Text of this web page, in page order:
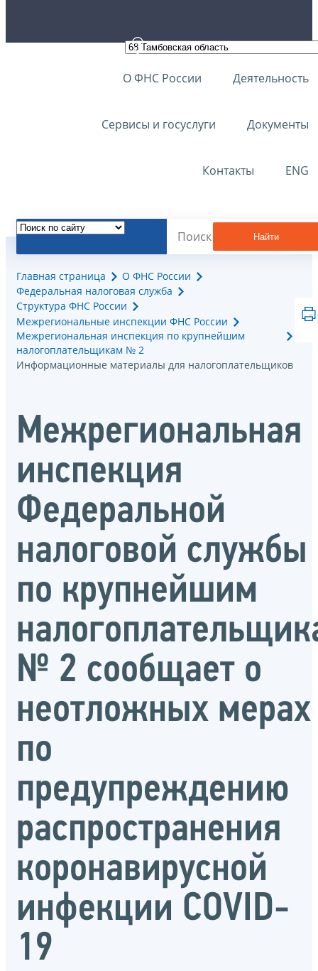
О ФНС России Деятельность
Сервисы и госуслуги Документы
Контакты ENG
Найти
Главная страница
О ФНС России
Федеральная налоговая служба
Структура ФНС России
Межрегиональные инспекции ФНС России
Межрегиональная инспекция по крупнейшим
налогоплательщикам № 2
Информационные материалы для налогоплательщиков
Межрегиональная
инспекция
Федеральной
налоговой службы
по крупнейшим
№ 2 сообщает о
неотложных мерах
по
предупреждению
распространения
коронавирусной
инфекции COVID-
19